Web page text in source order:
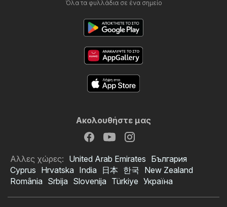
Όλα τα φυλλάδια σε ένα σημείο
Ακολουθήστε μας
Αλλες χώρες: United Arab Emirates България
Cyprus Hrvatska India 日本 한국 New Zealand
România Srbija Slovenija Türkiye Україна